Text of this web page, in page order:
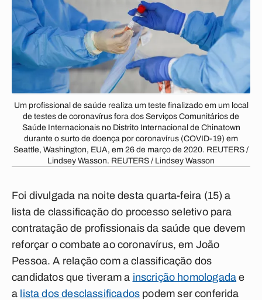
Um profissional de saúde realiza um teste finalizado em um local
de testes de coronavírus fora dos Serviços Comunitários de
Saúde Internacionais no Distrito Internacional de Chinatown
durante o surto de doença por coronavírus (COVID-19) em
Seattle, Washington, EUA, em 26 de março de 2020. REUTERS /
Lindsey Wasson. REUTERS / Lindsey Wasson
Foi divulgada na noite desta quarta-feira (15) a
lista de classificação do processo seletivo para
contratação de profissionais da saúde que devem
reforçar o combate ao coronavírus, em João
Pessoa. A relação com a classificação dos
candidatos que tiveram a inscrição homologada e
a lista dos desclassificados podem ser conferida